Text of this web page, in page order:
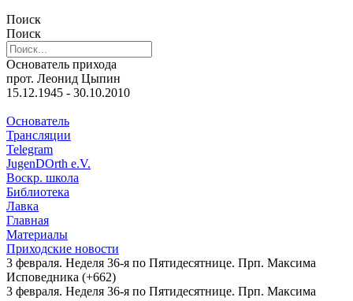
Поиск
Поиск
Основатель прихода
прот. Леонид Цыпин
15.12.1945 - 30.10.2010
Основатель
Трансляции
Telegram
JugenDOrth e.V.
Воскр. школа
Библиотека
Лавка
Главная
Материалы
Приходские новости
3 февраля. Неделя 36-я по Пятидесятнице. Прп. Максима
Исповедника (+662)
3 февраля. Неделя 36-я по Пятидесятнице. Прп. Максима